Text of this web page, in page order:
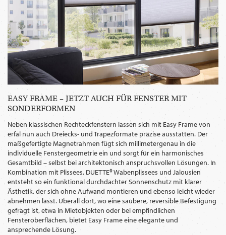
EASY FRAME – JETZT AUCH FÜR FENSTER MIT
SONDERFORMEN
Neben klassischen Rechteckfenstern lassen sich mit Easy Frame von
erfal nun auch Dreiecks- und Trapezformate präzise ausstatten. Der
maßgefertigte Magnetrahmen fügt sich millimetergenau in die
individuelle Fenstergeometrie ein und sorgt für ein harmonisches
Gesamtbild – selbst bei architektonisch anspruchsvollen Lösungen. In
Kombination mit Plissees, DUETTE® Wabenplissees und Jalousien
entsteht so ein funktional durchdachter Sonnenschutz mit klarer
Ästhetik, der sich ohne Aufwand montieren und ebenso leicht wieder
abnehmen lässt. Überall dort, wo eine saubere, reversible Befestigung
gefragt ist, etwa in Mietobjekten oder bei empfindlichen
Fensteroberflächen, bietet Easy Frame eine elegante und
ansprechende Lösung.